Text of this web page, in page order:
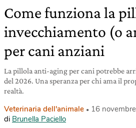
Come funziona la
invecchiamento (o
per cani anziani
La pillola anti-aging per cani potrebbe
del 2026. Una speranza per chi ama il
realtà.
Veterinaria dell'animale
16
di Brunella Paciello